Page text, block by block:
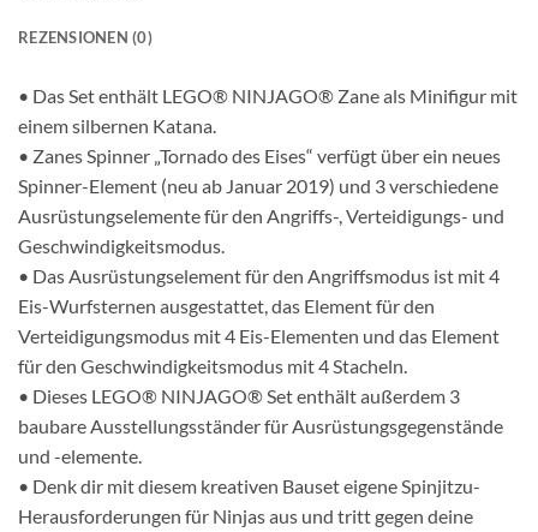
REZENSIONEN (0)
• Das Set enthält LEGO® NINJAGO® Zane als Minifigur mit
einem silbernen Katana.
• Zanes Spinner „Tornado des Eises“ verfügt über ein neues
Spinner-Element (neu ab Januar 2019) und 3 verschiedene
Ausrüstungselemente für den Angriffs-, Verteidigungs- und
Geschwindigkeitsmodus.
• Das Ausrüstungselement für den Angriffsmodus ist mit 4
Eis-Wurfsternen ausgestattet, das Element für den
Verteidigungsmodus mit 4 Eis-Elementen und das Element
für den Geschwindigkeitsmodus mit 4 Stacheln.
• Dieses LEGO® NINJAGO® Set enthält außerdem 3
baubare Ausstellungsständer für Ausrüstungsgegenstände
und -elemente.
• Denk dir mit diesem kreativen Bauset eigene Spinjitzu-
Herausforderungen für Ninjas aus und tritt gegen deine